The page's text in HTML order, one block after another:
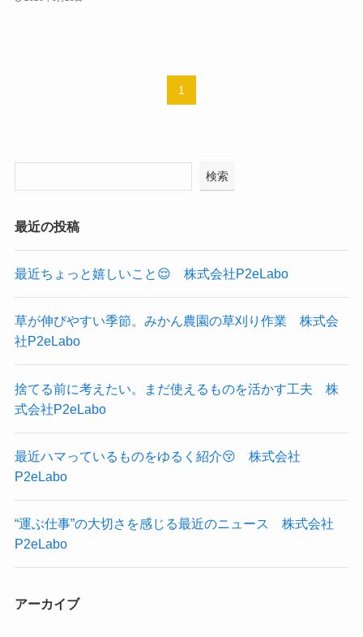
1
検索
最近の投稿
最近ちょっと嬉しいこと😌 株式会社P2eLabo
草が伸びやすい季節。みかん農園の草刈り作業 株式会
社P2eLabo
捨てる前に考えたい。まだ使えるものを活かす工夫 株
式会社P2eLabo
最近ハマっているものをゆるく紹介😚 株式会社
P2eLabo
“運ぶ仕事”の大切さを感じる最近のニュース 株式会社
P2eLabo
アーカイブ